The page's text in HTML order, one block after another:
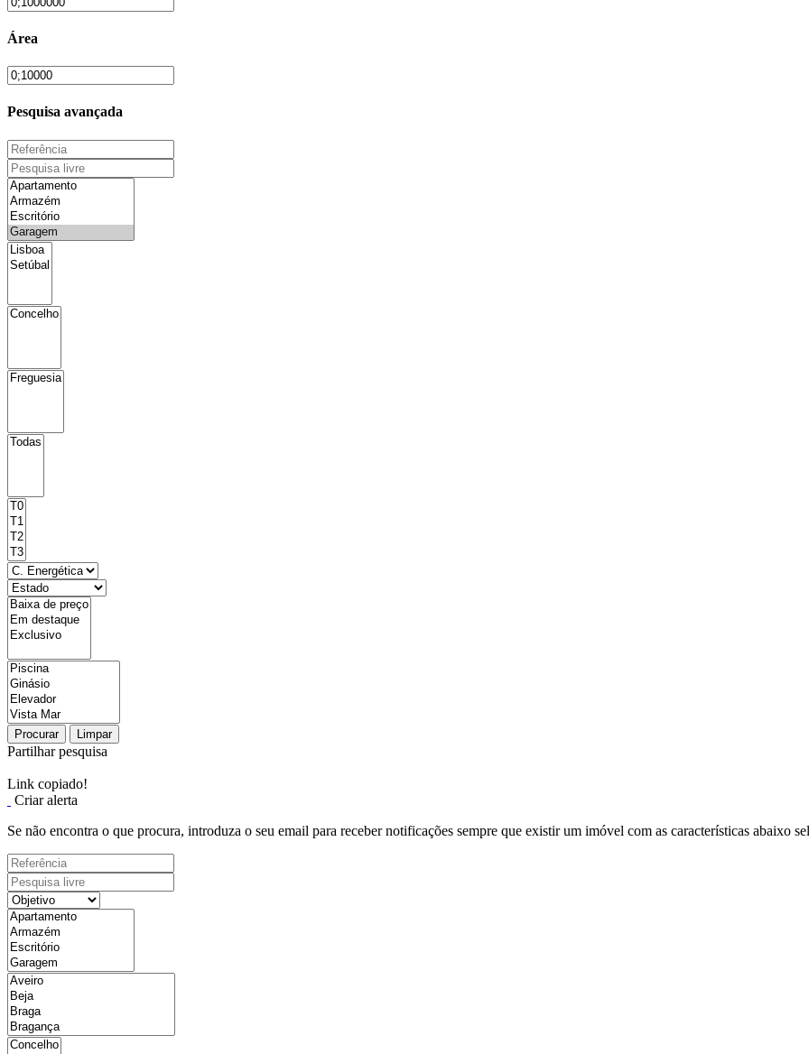
Área
Pesquisa avançada
Procurar Limpar
Partilhar pesquisa
Link copiado!
Criar alerta
Se não encontra o que procura, introduza o seu email para receber notificações sempre que existir um imóvel com as características abaixo